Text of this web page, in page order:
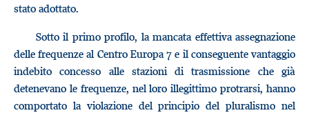
stato adottato.
Sotto il primo profilo, la mancata effettiva assegnazione
delle frequenze al Centro Europa 7 e il conseguente vantaggio
indebito concesso alle stazioni di trasmissione che già
detenevano le frequenze, nel loro illegittimo protrarsi, hanno
comportato la violazione del principio del pluralismo nel